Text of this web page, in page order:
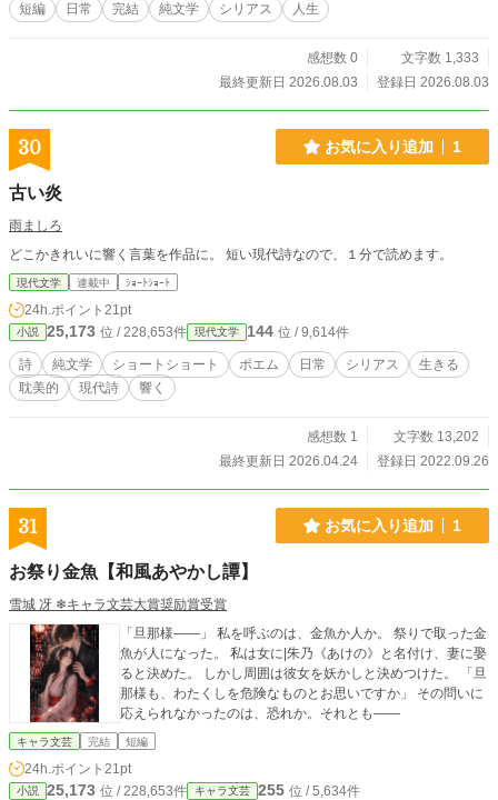
短編 日常 完結 純文学 シリアス 人生
感想数 0
文字数 1,333
最終更新日 2026.08.03
登録日 2026.08.03
30 お気に入り追加 1
古い炎
雨ましろ
どこかきれいに響く言葉を作品に。 短い現代詩なので、１分で読めます。
現代文学 連載中 ｼｮｰﾄｼｮｰﾄ
24h.ポイント 21pt
小説 25,173 位 / 228,653件 現代文学 144 位 / 9,614件
詩 純文学 ショートショート ポエム 日常 シリアス
生きる
耽美的
現代詩 響く
感想数 1
文字数 13,202
最終更新日 2026.04.24
登録日 2022.09.26
31 お気に入り追加 1
お祭り金魚【和風あやかし譚】
雪城 冴 ❄キャラ文芸大賞奨励賞受賞
「旦那様――」 私を呼ぶのは、金魚か人か。 祭りで取った金
魚が人になった。 私は女に|朱乃《あけの》と名付け、妻に娶
ると決めた。 しかし周囲は彼女を妖かしと決めつけた。 「旦
那様も、わたくしを危険なものとお思いですか」 その問いに
応えられなかったのは、恐れか。それとも――
キャラ文芸 完結 短編
24h.ポイント 21pt
小説 25,173 位 / 228,653件 キャラ文芸 255 位 / 5,634件